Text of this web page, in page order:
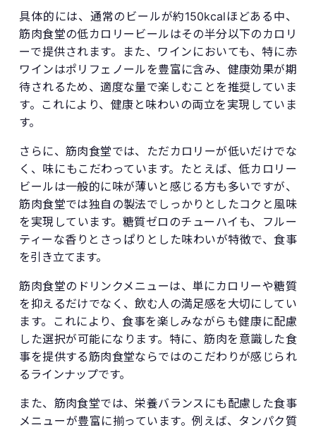
具体的には、通常のビールが約150kcalほどある中、
筋肉食堂の低カロリービールはその半分以下のカロリ
ーで提供されます。また、ワインにおいても、特に赤
ワインはポリフェノールを豊富に含み、健康効果が期
待されるため、適度な量で楽しむことを推奨していま
す。これにより、健康と味わいの両立を実現していま
す。
さらに、筋肉食堂では、ただカロリーが低いだけでな
く、味にもこだわっています。たとえば、低カロリー
ビールは一般的に味が薄いと感じる方も多いですが、
筋肉食堂では独自の製法でしっかりとしたコクと風味
を実現しています。糖質ゼロのチューハイも、フルー
ティーな香りとさっぱりとした味わいが特徴で、食事
を引き立てます。
筋肉食堂のドリンクメニューは、単にカロリーや糖質
を抑えるだけでなく、飲む人の満足感を大切にしてい
ます。これにより、食事を楽しみながらも健康に配慮
した選択が可能になります。特に、筋肉を意識した食
事を提供する筋肉食堂ならではのこだわりが感じられ
るラインナップです。
また、筋肉食堂では、栄養バランスにも配慮した食事
メニューが豊富に揃っています。例えば、タンパク質